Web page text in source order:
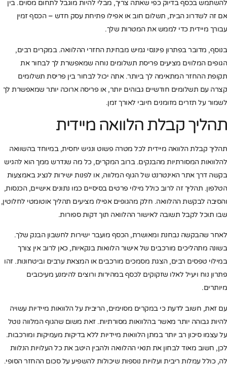
להשתמש בכסף בדיוק כפי שאתה צריך, מבלי להיות מוגבל לתחום מסוים. בין
אם זה לשדרוג הבית, תשלום חוב או אפילו פתיחת עסק חדש – הכסף זמין
עבורך מיידית כדי לממש את המטרות שלך.
בנוסף, מדובר בפתרון פיננסי גמיש מבחינת החזרי ההלוואה. במקרים רבים,
הגופים המלווים מציעים פריסת תשלומים נוחה שמאפשרת לך לבחור את
תקופת ההחזר המתאימה לך ביותר. אתה יכול לבחור בין פריסת תשלומים
קצרה עם תשלומים חודשיים גבוהים יותר, או פריסה ארוכה יותר שמאפשרת לך
לשמור על תזרים מזומנים חיובי לאורך זמן.
תהליך קבלת הלוואה מיידית
תהליך קבלת הלוואה מיידית לכל מטרה פשוט ונגיש יחסית, במיוחד בהשוואה
להלוואות המסורתיות מהבנקים. ברוב המקרים, כל מה שנדרש ממך הוא להגיש
בקשה דרך אתר האינטרנט של הגוף המלווה, או לפנות ישירות לנציג באמצעות
הטלפון. תהליך זה לרוב כולל מילוי פרטים בסיסיים כמו נתונים אישיים, הכנסות,
והסיבה לבקשת ההלוואה. חלק מהגופים אפילו מציעים תהליך אוטומטי לחלוטין,
שבו תוכל לקבל תשובה לאישור ההלוואה תוך דקות ספורות.
לאחר שהבקשה נבחנת ומאושרת, הכסף מועבר ישירות לחשבון הבנק שלך.
בשונה מתהליכים מורכבים של אישור הלוואות בנקאיות, כאן לרוב אין צורך
במילוי טפסים רבים, הצגת מסמכים מורכבים או המצאת ערבים וביטחונות. זהו
פתרון נוח ויעיל לאלו שזקוקים לכסף במהירות ורוצים להימנע מעיכובים
מיותרים.
עם זאת, חשוב לדעת כי במקרים מסוימים, הריבית על הלוואות מיידיות עשויה
להיות גבוהה יותר מאשר בהלוואות מסורתיות. זאת משום שהגוף המלווה נוטל
על עצמו סיכון רב יותר במתן הלוואות מיידיות ללא בדיקות מעמיקות ומורכבות.
לכן, חשוב מאוד לבחון את תנאי ההלוואה ולהבין היטב את כל העלויות הנלוות
לה, כולל עמלות ריבית ועלויות נוספות שיכולות להשפיע על סכום ההחזר הסופי.